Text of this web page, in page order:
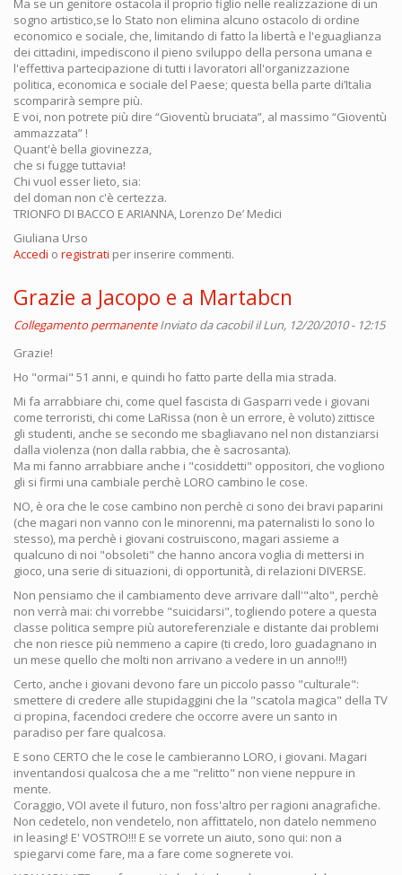
Ma se un genitore ostacola il proprio figlio nelle realizzazione di un
sogno artistico,se lo Stato non elimina alcuno ostacolo di ordine
economico e sociale, che, limitando di fatto la libertà e l'eguaglianza
dei cittadini, impediscono il pieno sviluppo della persona umana e
l'effettiva partecipazione di tutti i lavoratori all'organizzazione
politica, economica e sociale del Paese; questa bella parte di’Italia
scomparirà sempre più.
E voi, non potrete più dire “Gioventù bruciata”, al massimo “Gioventù
ammazzata” !
Quant'è bella giovinezza,
che si fugge tuttavia!
Chi vuol esser lieto, sia:
del doman non c'è certezza.
TRIONFO DI BACCO E ARIANNA, Lorenzo De’ Medici
Giuliana Urso
Accedi o registrati per inserire commenti.
Grazie a Jacopo e a Martabcn
Collegamento permanente Inviato dacacobilil Lun, 12/20/2010 - 12:15
Grazie!
Ho "ormai" 51 anni, e quindi ho fatto parte della mia strada.
Mi fa arrabbiare chi, come quel fascista di Gasparri vede i giovani
come terroristi, chi come LaRissa (non è un errore, è voluto) zittisce
gli studenti, anche se secondo me sbagliavano nel non distanziarsi
dalla violenza (non dalla rabbia, che è sacrosanta).
Ma mi fanno arrabbiare anche i "cosiddetti" oppositori, che vogliono
gli si firmi una cambiale perchè LORO cambino le cose.
NO, è ora che le cose cambino non perchè ci sono dei bravi paparini
(che magari non vanno con le minorenni, ma paternalisti lo sono lo
stesso), ma perchè i giovani costruiscono, magari assieme a
qualcuno di noi "obsoleti" che hanno ancora voglia di mettersi in
gioco, una serie di situazioni, di opportunità, di relazioni DIVERSE.
Non pensiamo che il cambiamento deve arrivare dall'"alto", perchè
non verrà mai: chi vorrebbe "suicidarsi", togliendo potere a questa
classe politica sempre più autoreferenziale e distante dai problemi
che non riesce più nemmeno a capire (ti credo, loro guadagnano in
un mese quello che molti non arrivano a vedere in un anno!!!)
Certo, anche i giovani devono fare un piccolo passo "culturale":
smettere di credere alle stupidaggini che la "scatola magica" della TV
ci propina, facendoci credere che occorre avere un santo in
paradiso per fare qualcosa.
E sono CERTO che le cose le cambieranno LORO, i giovani. Magari
inventandosi qualcosa che a me "relitto" non viene neppure in
mente.
Coraggio, VOI avete il futuro, non foss'altro per ragioni anagrafiche.
Non cedetelo, non vendetelo, non affittatelo, non datelo nemmeno
in leasing! E' VOSTRO!!! E se vorrete un aiuto, sono qui: non a
spiegarvi come fare, ma a fare come sognerete voi.